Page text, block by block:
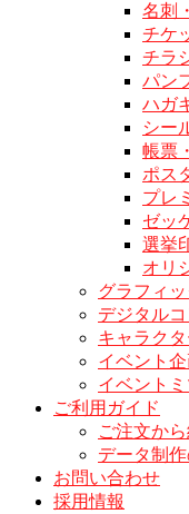
名刺
チケ
チラ
パン
ハガ
シー
帳票
ポス
プレ
ゼッ
選挙
オリ
グラフィ
デジタル
キャラク
イベント
イベントミ
ご利用ガイド
ご注文か
データ制
お問い合わせ
採用情報